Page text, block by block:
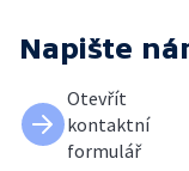
Napište
Otevřít
kontaktní
formulář